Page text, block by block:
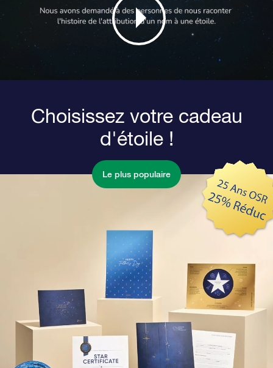
Choisissez votre cadeau
d'étoile !
Le plus populaire